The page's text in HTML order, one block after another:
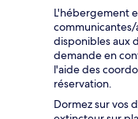
L'hébergement
disponibles aux
demande en
l'aide des
réservation.
Dormez sur vos